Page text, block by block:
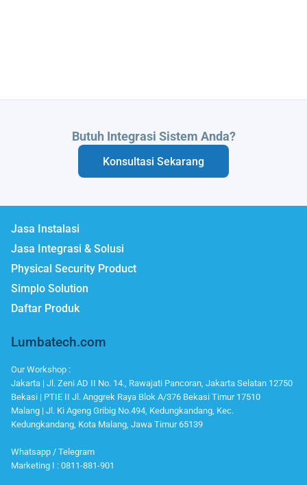
Butuh Integrasi Sistem Anda?
Konsultasi Sekarang
Jasa Instalasi
Jasa Integrasi & Solusi
Physical Security Product
Simplo Solution
Daftar Produk
Lumbatech.com
Our Workshop :
Jakarta | Jl. Zeni AD II No. 14., Rawajati Pancoran, Jakarta Selatan 12750
Bekasi | PTIE II Jl. Anggrek Raya Blok A/376 Bekasi Timur 17510
Malang | Jl. Ki Ageng Gribig No.494, Kedungkandang, Kec.
Kedungkandang, Kota Malang, Jawa Timur 65139
Whatsapp / Telegram
Marketing I : 0811-881-901